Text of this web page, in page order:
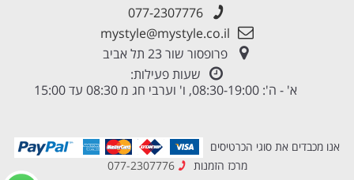
077-2307776
mystyle@mystyle.co.il
פרופסור שור 23 תל אביב
שעות פעילות:
א' - ה': 08:30-19:00, ו' וערבי חג מ 08:30 עד 15:00
אנו מכבדים את סוגי הכרטיסים
מרכז הזמנות
077-2307776